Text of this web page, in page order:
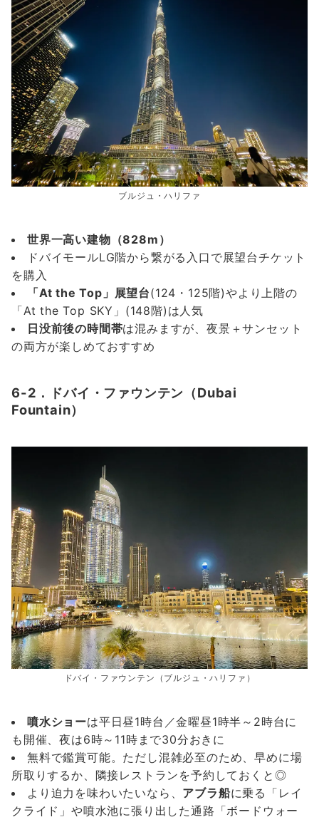
ブルジュ・ハリファ
世界一高い建物（828m）
ドバイモールLG階から繋がる入口で展望台チケット
を購入
「At the Top」展望台(124・125階)やより上階の
「At the Top SKY」(148階)は人気
日没前後の時間帯は混みますが、夜景＋サンセット
の両方が楽しめておすすめ
6-2．ドバイ・ファウンテン（Dubai
Fountain）
ドバイ・ファウンテン（ブルジュ・ハリファ）
噴水ショーは平日昼1時台／金曜昼1時半～2時台に
も開催、夜は6時～11時まで30分おきに
無料で鑑賞可能。ただし混雑必至のため、早めに場
所取りするか、隣接レストランを予約しておくと◎
より迫力を味わいたいなら、 アブラ船に乗る「レイ
クライド」や噴水池に張り出した通路「ボードウォー